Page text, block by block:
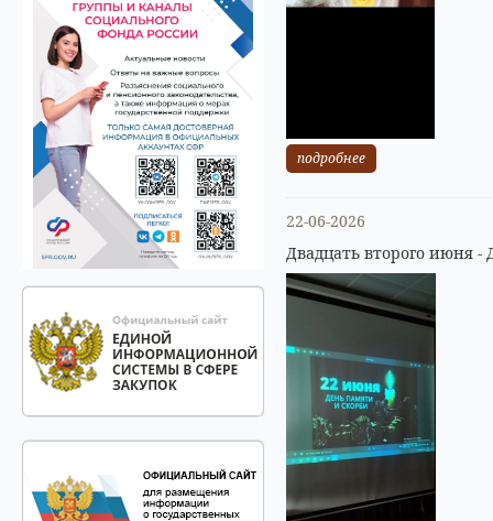
подробнее
22-06-2026
Двадцать второго июня -